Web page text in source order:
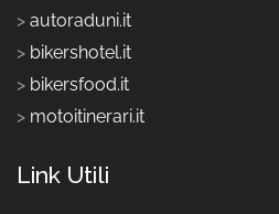
> autoraduni.it
> bikershotel.it
> bikersfood.it
> motoitinerari.it
Link Utili